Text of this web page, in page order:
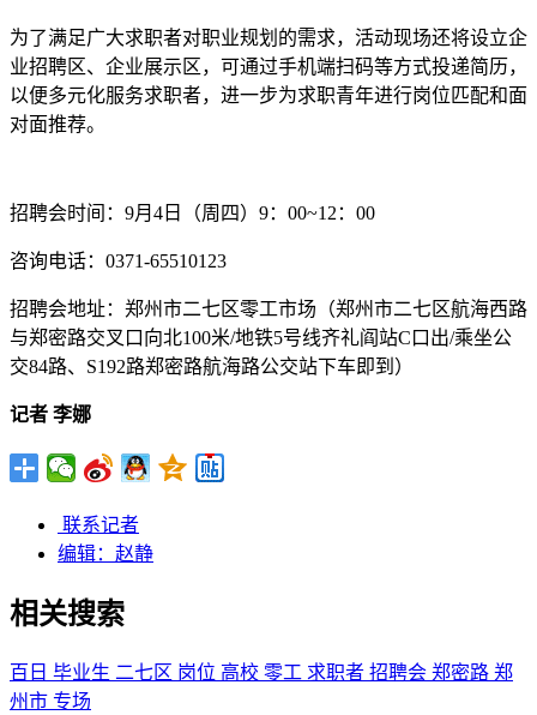
为了满足广大求职者对职业规划的需求，活动现场还将设立企
业招聘区、企业展示区，可通过手机端扫码等方式投递简历，
以便多元化服务求职者，进一步为求职青年进行岗位匹配和面
对面推荐。
招聘会时间：9月4日（周四）9：00~12：00
咨询电话：0371-65510123
招聘会地址：郑州市二七区零工市场（郑州市二七区航海西路
与郑密路交叉口向北100米/地铁5号线齐礼阎站C口出/乘坐公
交84路、S192路郑密路航海路公交站下车即到）
记者 李娜
联系记者
编辑：赵静
相关搜索
百日 毕业生 二七区 岗位 高校 零工 求职者 招聘会 郑密路 郑
州市 专场